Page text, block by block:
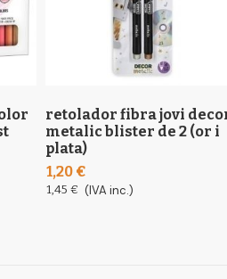
retolador fibra jovi
metalic blister de 2 (or i
plata)
1,20 €
1,45 € (IVA inc.)